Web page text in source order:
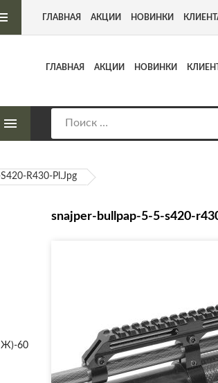
оружия Адрес: г. Москва,
ГЛАВНАЯ АКЦИИ НОВИНКИ
ГЛАВНАЯ АКЦИИ НОВИНКИ
R430-Pl.jpg
snajper-bullpap-5-5-s420-
60